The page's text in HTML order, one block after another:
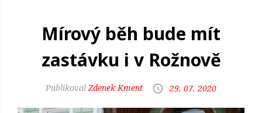
Mírový běh bude mít
zastávku i v Rožnově
Zdenek Kment 29. 07. 2020